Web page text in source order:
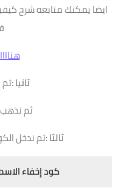
ايضا يمكنك متابعه شرح
ثانيا
ثم نذهب
ثالثا:ثم ندخل
كود إخفاء